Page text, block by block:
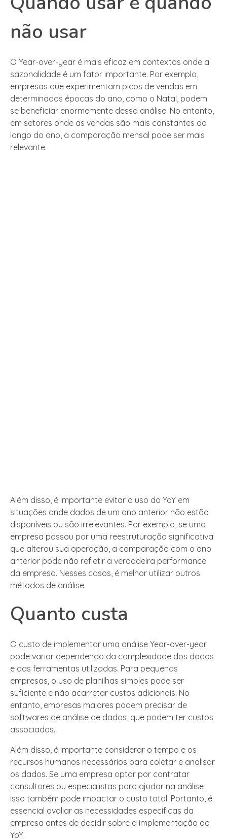
não usar
O Year-over-year é mais eficaz em contextos onde a
sazonalidade é um fator importante. Por exemplo,
empresas que experimentam picos de vendas em
determinadas épocas do ano, como o Natal, podem
se beneficiar enormemente dessa análise. No entanto,
em setores onde as vendas são mais constantes ao
longo do ano, a comparação mensal pode ser mais
relevante.
Além disso, é importante evitar o uso do YoY em
situações onde dados de um ano anterior não estão
disponíveis ou são irrelevantes. Por exemplo, se uma
empresa passou por uma reestruturação significativa
que alterou sua operação, a comparação com o ano
anterior pode não refletir a verdadeira performance
da empresa. Nesses casos, é melhor utilizar outros
métodos de análise.
Quanto custa
O custo de implementar uma análise Year-over-year
pode variar dependendo da complexidade dos dados
e das ferramentas utilizadas. Para pequenas
empresas, o uso de planilhas simples pode ser
suficiente e não acarretar custos adicionais. No
entanto, empresas maiores podem precisar de
softwares de análise de dados, que podem ter custos
associados.
Além disso, é importante considerar o tempo e os
recursos humanos necessários para coletar e analisar
os dados. Se uma empresa optar por contratar
consultores ou especialistas para ajudar na análise,
isso também pode impactar o custo total. Portanto, é
essencial avaliar as necessidades específicas da
empresa antes de decidir sobre a implementação do
YoY.